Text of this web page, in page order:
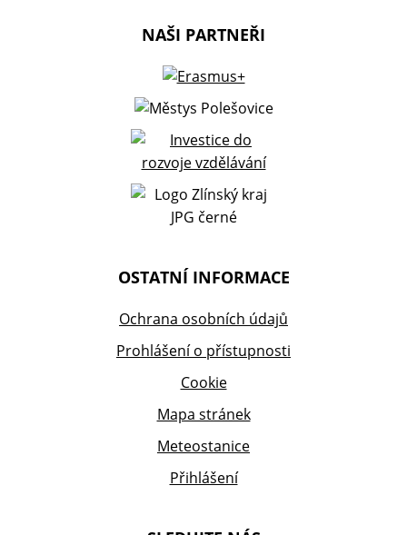
NAŠI PARTNEŘI
OSTATNÍ INFORMACE
Ochrana osobních údajů
Prohlášení o přístupnosti
Cookie
Mapa stránek
Meteostanice
Přihlášení